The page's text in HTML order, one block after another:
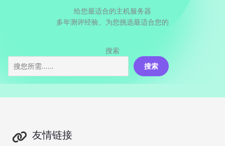
给您最适合的主机服务器
多年测评经验、为您挑选最适合您的
搜索
搜索
友情链接